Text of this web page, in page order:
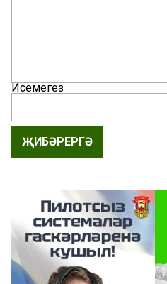
Исемегез
ҖИБӘРЕРГӘ